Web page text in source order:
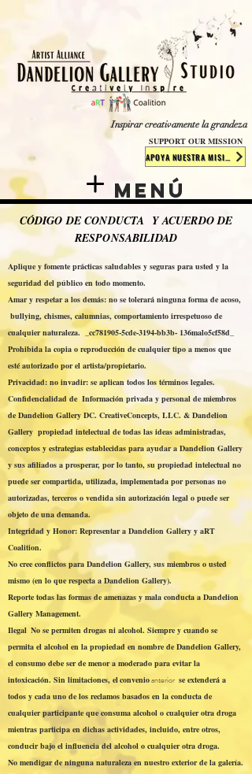
​​​Inspirar creativamente la grandeza
Menú
SUPPORT OUR MISSION
CÓDIGO DE CONDUCTA Y ACUERDO DE
RESPONSABILIDAD
Aplique y fomente prácticas saludables y seguras para usted y la
seguridad del público en todo momento.
Amar y respetar a los demás: no se tolerará ninguna forma de acoso,
bullying, chismes, calumnias, comportamiento irrespetuoso de
cualquier naturaleza. _cc781905-5cde-3194-bb3b- 136malo5cf58d_
Prohibida la copia o reproducción de cualquier tipo a menos que
esté autorizado por el artista/propietario.
Privacidad: no invadir: se aplican todos los términos legales.
Confidencialidad de Información privada y personal de miembros
de Dandelion Gallery DC. CreativeConcepts, LLC. & Dandelion
Gallery propiedad intelectual de todas las ideas administradas,
conceptos y estrategias establecidas para ayudar a Dandelion Gallery
y sus afiliados a prosperar, por lo tanto, su propiedad intelectual no
puede ser compartida, utilizada, implementada por personas no
autorizadas, terceros o vendida sin autorización legal o puede ser
objeto de una demanda.
Integridad y Honor: Representar a Dandelion Gallery y aRT
Coalition.
No cree conflictos para Dandelion Gallery, sus miembros o usted
mismo (en lo que respecta a Dandelion Gallery).
Reporte todas las formas de amenazas y mala conducta a Dandelion
Gallery Management.
Ilegal No se permiten drogas ni alcohol. Siempre y cuando se
permita el alcohol en la propiedad en nombre de Dandelion Gallery,
el consumo debe ser de menor a moderado para evitar la
intoxicación. Sin limitaciones, elconvenioanterior se extenderá a
todos y cada uno de los reclamos basados en la conducta de
cualquier participante que consuma alcohol o cualquier otra droga
mientras participa en dichas actividades, incluido, entre otros,
conducir bajo el influencia del alcohol o cualquier otra droga.
No mendigar de ninguna naturaleza en nuestro exterior de la galería.